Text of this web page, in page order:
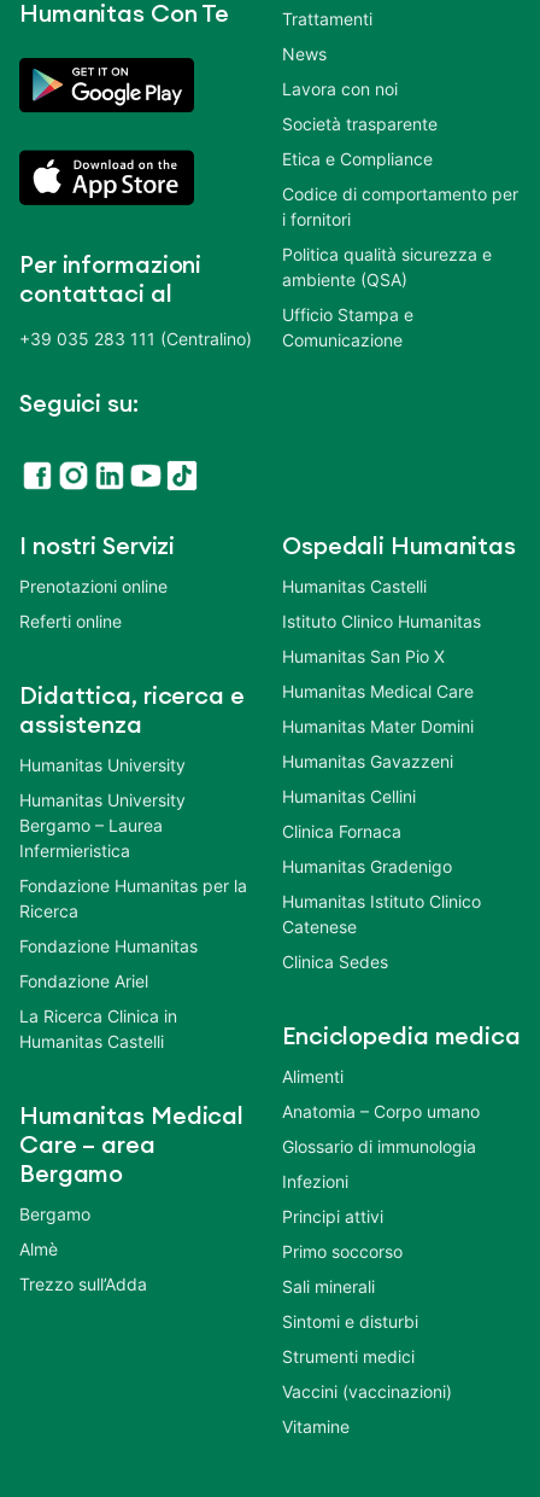
Humanitas Con Te
Per informazioni
contattaci al
+39 035 283 111 (Centralino)
Seguici su:
Trattamenti
News
Lavora con noi
Società trasparente
Etica e Compliance
Codice di comportamento per
i fornitori
Politica qualità sicurezza e
ambiente (QSA)
Ufficio Stampa e
Comunicazione
I nostri Servizi
Prenotazioni online
Referti online
Didattica, ricerca e
assistenza
Humanitas University
Humanitas University
Bergamo – Laurea
Infermieristica
Fondazione Humanitas per la
Ricerca
Fondazione Humanitas
Fondazione Ariel
La Ricerca Clinica in
Humanitas Castelli
Humanitas Medical
Care – area
Bergamo
Bergamo
Almè
Trezzo sull’Adda
Ospedali Humanitas
Humanitas Castelli
Istituto Clinico Humanitas
Humanitas San Pio X
Humanitas Medical Care
Humanitas Mater Domini
Humanitas Gavazzeni
Humanitas Cellini
Clinica Fornaca
Humanitas Gradenigo
Humanitas Istituto Clinico
Catenese
Clinica Sedes
Enciclopedia medica
Alimenti
Anatomia – Corpo umano
Glossario di immunologia
Infezioni
Principi attivi
Primo soccorso
Sali minerali
Sintomi e disturbi
Strumenti medici
Vaccini (vaccinazioni)
Vitamine